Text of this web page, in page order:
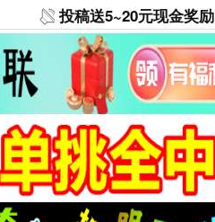
投稿送5~20元现金奖励